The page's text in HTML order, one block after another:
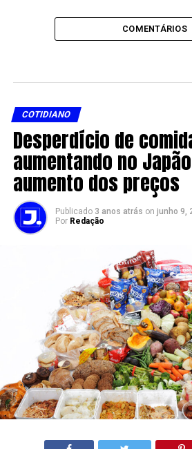
COMENTÁRIOS
COTIDIANO
Desperdício de
aumentando no
aumento dos preços
Publicado 3 anos atrás on junho 9,
Por Redação